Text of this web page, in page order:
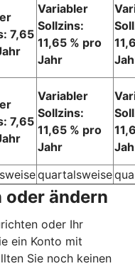
7,65
Variabler
Sollzins:
11,65 % pro
Jahr
7,65
Variabler
Sollzins:
11,65 % pro
Jahr
quartalsweise
ändern
oder Ihr
ein Konto mit
Sie noch keinen